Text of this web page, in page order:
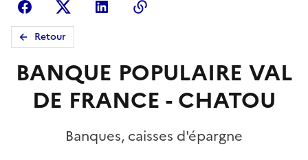
FacebookX (anciennement Twitter)
Linkedin
Retour
BANQUE POPULAIRE VAL
DE FRANCE - CHATOU
Banques, caisses d'épargne